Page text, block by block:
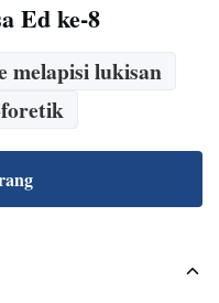
Ed ke-8
melapisi lukisan